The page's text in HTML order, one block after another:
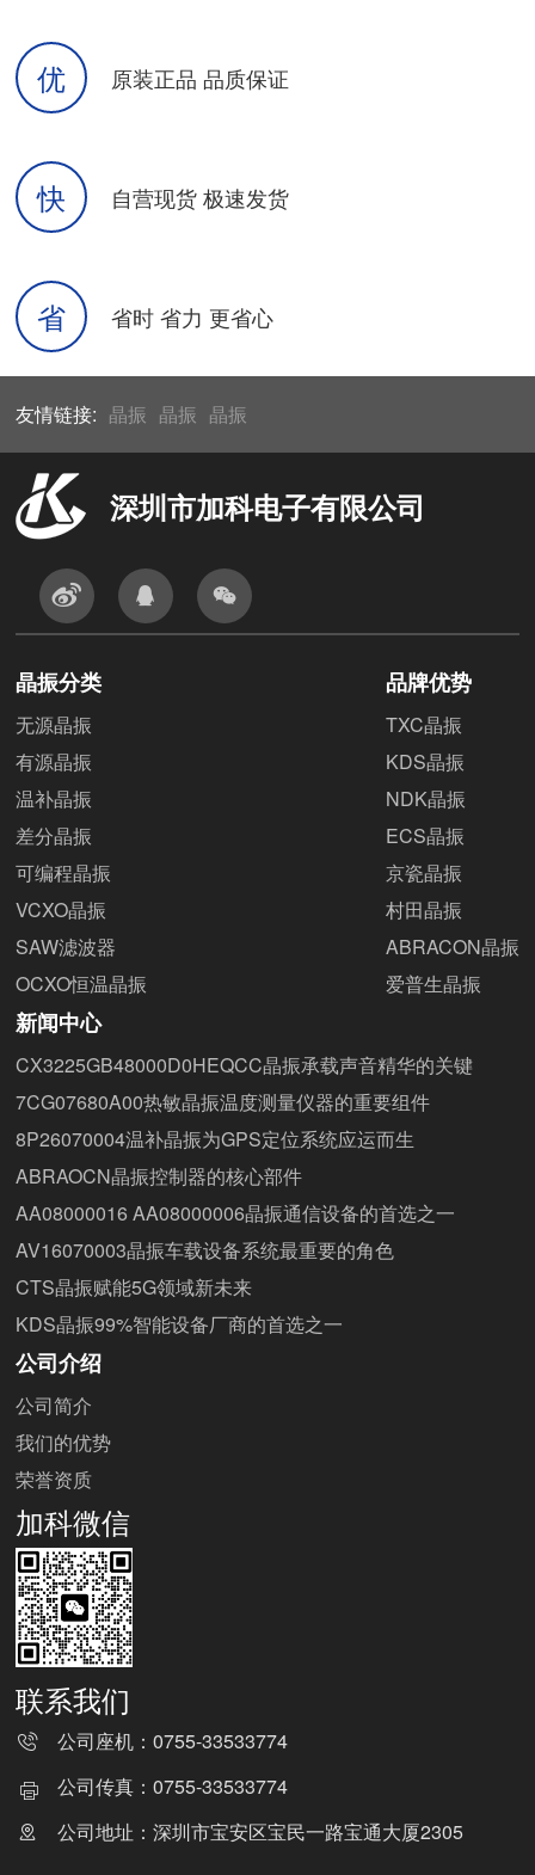
优 原装正品 品质保证
快 自营现货 极速发货
省 省时 省力 更省心
友情链接: 晶振 晶振 晶振
深圳市加科电子有限公司
晶振分类
无源晶振
有源晶振
温补晶振
差分晶振
可编程晶振
VCXO晶振
SAW滤波器
OCXO恒温晶振
品牌优势
TXC晶振
KDS晶振
NDK晶振
ECS晶振
京瓷晶振
村田晶振
ABRACON晶振
爱普生晶振
新闻中心
CX3225GB48000D0HEQCC晶振承载声音精华的关键
7CG07680A00热敏晶振温度测量仪器的重要组件
8P26070004温补晶振为GPS定位系统应运而生
ABRAOCN晶振控制器的核心部件
AA08000016 AA08000006晶振通信设备的首选之一
AV16070003晶振车载设备系统最重要的角色
CTS晶振赋能5G领域新未来
KDS晶振99%智能设备厂商的首选之一
公司介绍
公司简介
我们的优势
荣誉资质
加科微信
联系我们
公司座机：0755-33533774
公司传真：0755-33533774
公司地址：深圳市宝安区宝民一路宝通大厦2305